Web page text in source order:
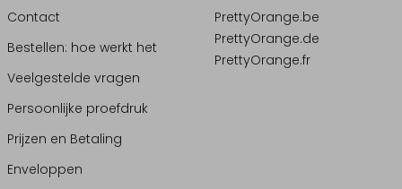
Contact
Bestellen: hoe werkt het
Veelgestelde vragen
Persoonlijke proefdruk
Prijzen en Betaling
Enveloppen
PrettyOrange.be
PrettyOrange.de
PrettyOrange.fr